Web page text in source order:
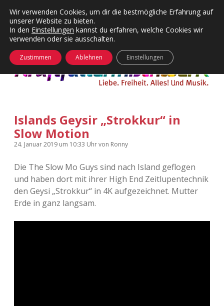
Kategorien
Menü
24 Hours Chilling
Die Wende
KFMW-Disco
kfmw.stuff
Kopfkinomusik
Nur mal so
KFMW-Disco
Dates
Contact
Adventskalender
Adventskalender 2010
Adventskalender 2011
facebook
instagram
rss soundcloud
vimeoBluesky
öffnen
Islands Geysir „Strokkur“ in
Slow Motion
24. Januar 2019 um 10:33 Uhrvon Ronny
Die The Slow Mo Guys sind nach Island geflogen
und haben dort mit ihrer High End Zeitlupentechnik
den Geysi „Strokkur“ in 4K aufgezeichnet. Mutter
Erde in ganz langsam.
Wir verwenden Cookies, um dir die bestmögliche Erfahrung auf
unserer Website zu bieten.
In den Einstellungen kannst du erfahren, welche Cookies wir
verwenden oder sie ausschalten.
Zustimmen Ablehnen Einstellungen